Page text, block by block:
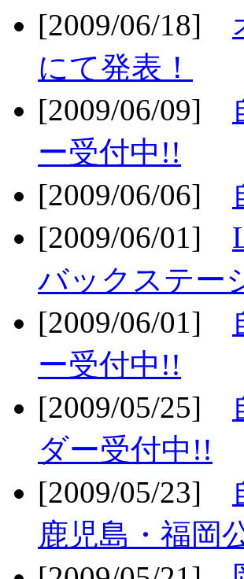
[2009/06/18]
にて発表！
[2009/06/09]
ー受付中!!
[2009/06/06]
[2009/06/01]
バックステー
[2009/06/01]
ー受付中!!
[2009/05/25]
ダー受付中!!
[2009/05/23]
鹿児島・福岡